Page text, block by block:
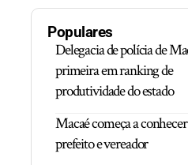
Populares
Delegacia de polícia de
primeira em ranking de
produtividade do estado
Macaé começa a
prefeito e vereador